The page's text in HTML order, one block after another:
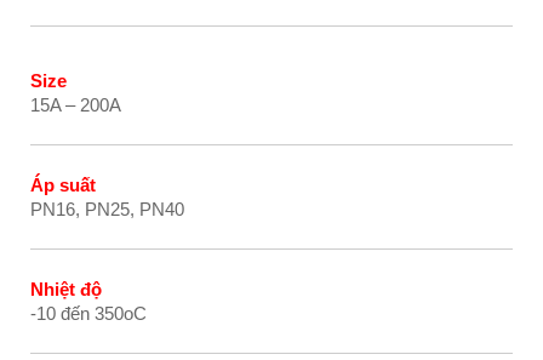
Size
15A – 200A
Áp suất
PN16, PN25, PN40
Nhiệt độ
-10 đến 350oC